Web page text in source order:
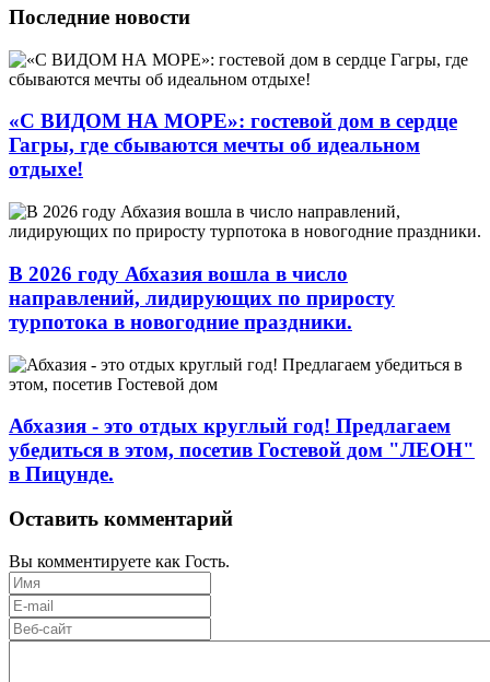
Последние новости
«С ВИДОМ НА МОРЕ»: гостевой дом в сердце
Гагры, где сбываются мечты об идеальном
отдыхе!
В 2026 году Абхазия вошла в число
направлений, лидирующих по приросту
турпотока в новогодние праздники.
Абхазия - это отдых круглый год! Предлагаем
убедиться в этом, посетив Гостевой дом "ЛЕОН"
в Пицунде.
Оставить комментарий
Вы комментируете как Гость.